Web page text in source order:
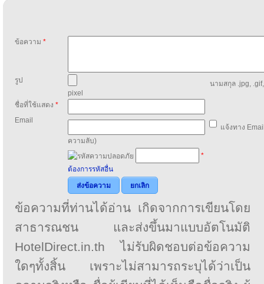
ข้อความ *
รูป
นามสกุล .jpg,
pixel
ชื่อที่ใช้แสดง *
Email
แจ้งทาง
ความลับ)
*
ต้องการรหัสอื่น
ส่งข้อความ
ยกเลิก
ข้อความที่ท่านได้อ่าน เกิดจากการเขียนโดย
สาธารณชน และส่งขึ้นมาแบบอัตโนมัติ
HotelDirect.in.th ไม่รับผิดชอบต่อข้อความ
ใดๆทั้งสิ้น เพราะไม่สามารถระบุได้ว่าเป็น